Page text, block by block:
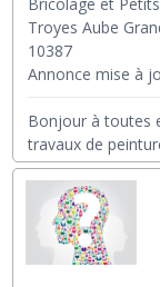
Troyes Aube
10387
Annonce mise à
Bonjour à toutes
travaux de